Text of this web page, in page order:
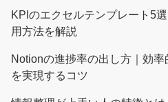
KPIのエクセルテンプレート5
用方法を解説
Notionの進捗率の出し方｜効
を実現するコツ